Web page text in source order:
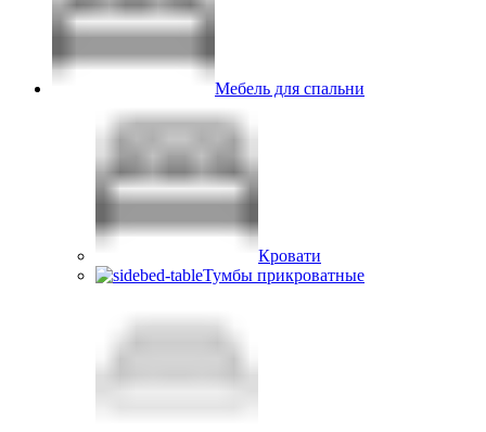
Мебель для спальни
Кровати
Тумбы прикроватные